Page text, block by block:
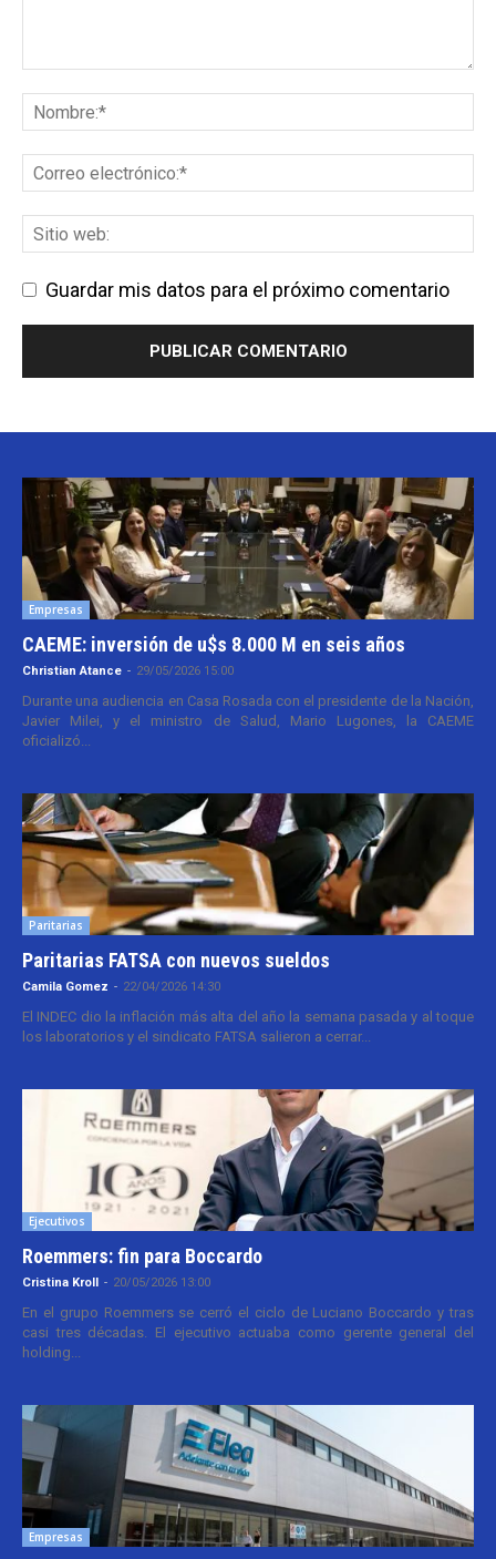
Guardar mis datos para el próximo comentario
Empresas
CAEME: inversión de u$s 8.000 M en seis años
Christian Atance - 29/05/2026 15:00
Durante una audiencia en Casa Rosada con el presidente de la Nación,
Javier Milei, y el ministro de Salud, Mario Lugones, la CAEME
oficializó...
Paritarias
Paritarias FATSA con nuevos sueldos
Camila Gomez - 22/04/2026 14:30
El INDEC dio la inflación más alta del año la semana pasada y al toque
los laboratorios y el sindicato FATSA salieron a cerrar...
Ejecutivos
Roemmers: fin para Boccardo
Cristina Kroll - 20/05/2026 13:00
En el grupo Roemmers se cerró el ciclo de Luciano Boccardo y tras
casi tres décadas. El ejecutivo actuaba como gerente general del
holding...
Empresas